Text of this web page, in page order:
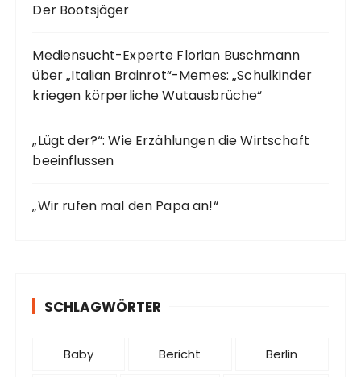
Der Bootsjäger
Mediensucht-Experte Florian Buschmann
über „Italian Brainrot“-Memes: „Schulkinder
kriegen körperliche Wutausbrüche“
„Lügt der?“: Wie Erzählungen die Wirtschaft
beeinflussen
„Wir rufen mal den Papa an!“
SCHLAGWÖRTER
Baby Bericht Berlin